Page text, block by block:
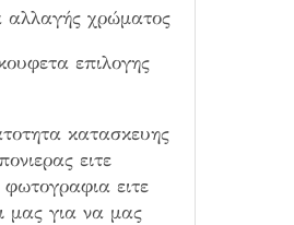
αλλαγής χρώματος
επιλογης
κατασκευης
ειτε
ειτε
μας για να μας